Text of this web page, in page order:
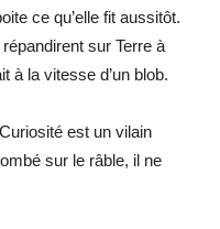
ce qu’elle fit aussitôt.
sur Terre à
à la vitesse d’un blob.
est un vilain
sur le râble, il ne